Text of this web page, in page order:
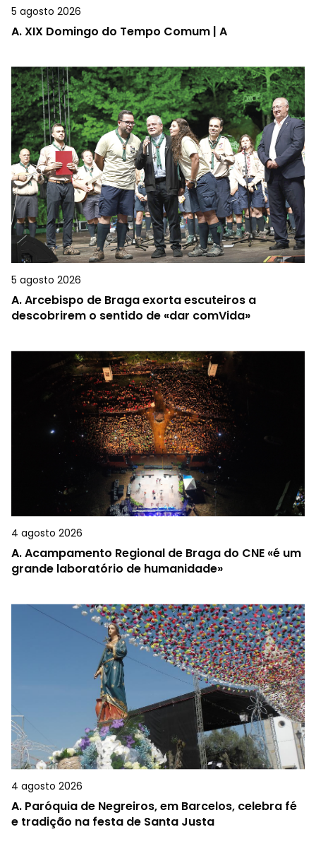
5 agosto 2026
A.XIX Domingo do Tempo Comum | A
5 agosto 2026
A.Arcebispo de Braga exorta escuteiros a
descobrirem o sentido de «dar comVida»
4 agosto 2026
A.Acampamento Regional de Braga do CNE «é um
grande laboratório de humanidade»
4 agosto 2026
A. Paróquia de Negreiros, em Barcelos, celebra fé
e tradição na festa de Santa Justa